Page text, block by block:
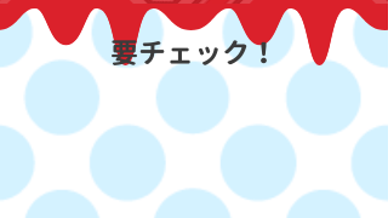
要チェック！